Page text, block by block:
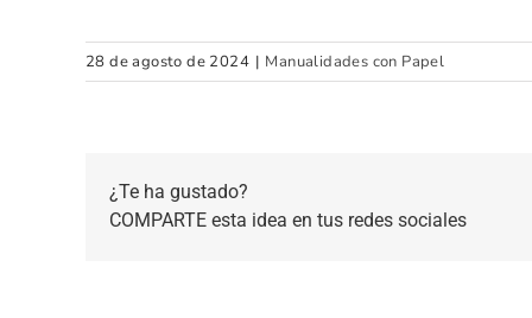
28 de agosto de 2024 | Manualidades con Papel
¿Te ha gustado?
COMPARTE esta idea en tus redes sociales